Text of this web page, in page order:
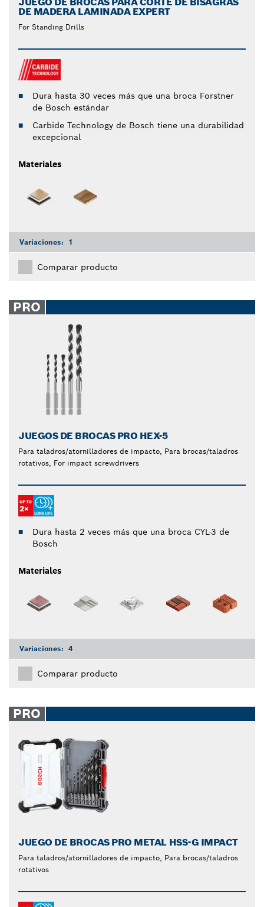
DE MADERA LAMINADA EXPERT
For Standing Drills
Dura hasta 30 veces más que una broca Forstner
de Bosch estándar
Carbide Technology de Bosch tiene una durabilidad
excepcional
Materiales
Variaciones: 1
Comparar producto
PRO
JUEGOS DE BROCAS PRO HEX-5
Para taladros/atornilladores de impacto, Para brocas/taladros
rotativos, For impact screwdrivers
Dura hasta 2 veces más que una broca CYL-3 de
Bosch
Materiales
Variaciones: 4
Comparar producto
PRO
JUEGO DE BROCAS PRO METAL HSS-G IMPACT
Para taladros/atornilladores de impacto, Para brocas/taladros
rotativos